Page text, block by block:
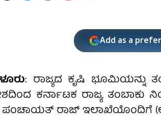
Add as a
: ರಾಜ್ಯದ ಕೃಷಿ ಭೂಮಿಯನ್ನು
ಕರ್ನಾಟಕ ರಾಜ್ಯ ತಂಬಾಕು
ಪಂಚಾಯತ್ ರಾಜ್ ಇಲಾಖೆಯೊಂದಿಗೆ